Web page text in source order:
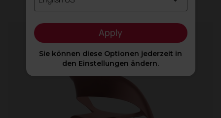
Sessel und Sofas
Akustikkabinen
Trennelemente
Apply
Sie können diese Optionen jederzeit in
den Einstellungen ändern.